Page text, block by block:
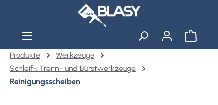
Zum Hauptinhalt springen
Produkte
Werkzeuge
Schleif-, Trenn- und Bürstwerkzeuge
Reinigungsscheiben